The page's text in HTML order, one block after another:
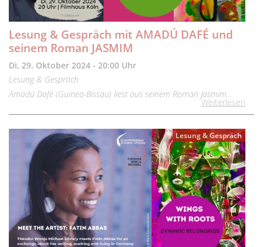
Lesung & Gespräch mit AMADÚ DAFÉ und
seinem Roman JASMIM
Di, 29. Oktober 2024 - 20:00 Uhr
Lesung & Gespräch
Amadú Dafé (Guinea-Bissau) liest aus seinem Roman Jasmim…
Weiterlesen
Lesung & Gespräch